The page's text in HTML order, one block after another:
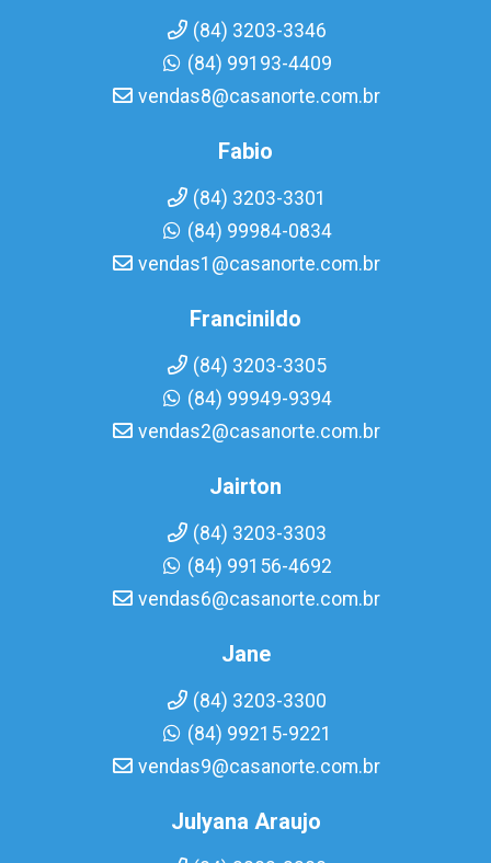
(84) 3203-3346
(84) 99193-4409
vendas8@casanorte.com.br
Fabio
(84) 3203-3301
(84) 99984-0834
vendas1@casanorte.com.br
Francinildo
(84) 3203-3305
(84) 99949-9394
vendas2@casanorte.com.br
Jairton
(84) 3203-3303
(84) 99156-4692
vendas6@casanorte.com.br
Jane
(84) 3203-3300
(84) 99215-9221
vendas9@casanorte.com.br
Julyana Araujo